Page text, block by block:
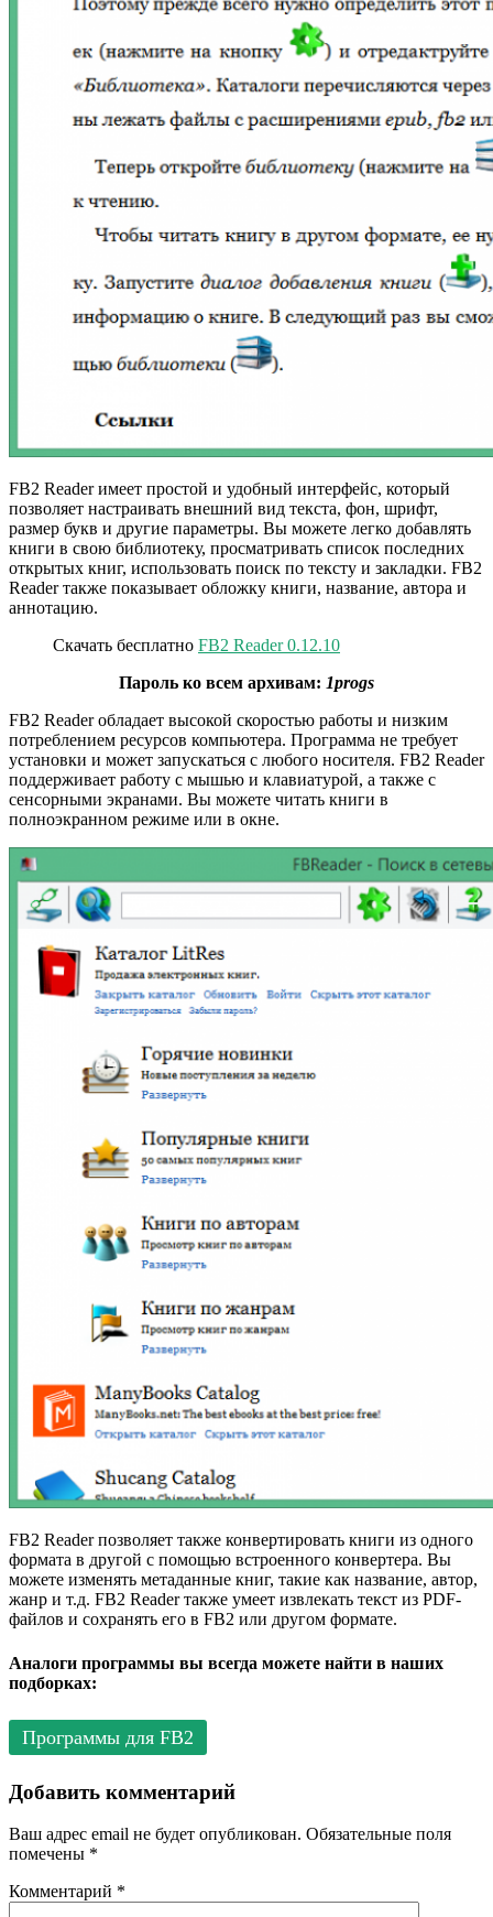
FB2 Reader имеет простой и удобный интерфейс, который
позволяет настраивать внешний вид текста, фон, шрифт,
размер букв и другие параметры. Вы можете легко добавлять
книги в свою библиотеку, просматривать список последних
открытых книг, использовать поиск по тексту и закладки. FB2
Reader также показывает обложку книги, название, автора и
аннотацию.
Скачать бесплатно FB2 Reader 0.12.10
Пароль ко всем архивам: 1progs
FB2 Reader обладает высокой скоростью работы и низким
потреблением ресурсов компьютера. Программа не требует
установки и может запускаться с любого носителя. FB2 Reader
поддерживает работу с мышью и клавиатурой, а также с
сенсорными экранами. Вы можете читать книги в
полноэкранном режиме или в окне.
FB2 Reader позволяет также конвертировать книги из одного
формата в другой с помощью встроенного конвертера. Вы
можете изменять метаданные книг, такие как название, автор,
жанр и т.д. FB2 Reader также умеет извлекать текст из PDF-
файлов и сохранять его в FB2 или другом формате.
Аналоги программы вы всегда можете найти в наших
подборках:
Программы для FB2
Добавить комментарий
Ваш адрес email не будет опубликован. Обязательные поля
помечены *
Комментарий *